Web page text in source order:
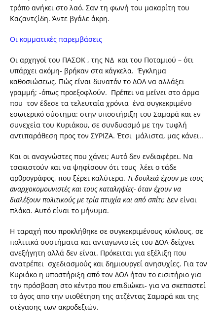
τρόπο ανήκει στο λαό. Σαν τη φωνή του μακαρίτη του
Καζαντζίδη. Άντε βγάλε άκρη.
Οι κομματικές παρεμβάσεις
Οι αρχηγοί του ΠΑΣΟΚ , της ΝΔ και του Ποταμιού – ότι
υπάρχει ακόμη- βρήκαν στα κάγκελα. Έγκλημα
καθοσιώσεως. Πώς είναι δυνατόν το ΔΟΛ να αλλάξει
γραμμή; -όπως προεξοφλούν. Πρέπει να μείνει στο άρμα
που τον έδεσε τα τελευταία χρόνια ένα συγκεκριμένο
εσωτερικό σύστημα: στην υποστήριξη του Σαμαρά και εν
συνεχεία του Κυριάκου, σε συνδυασμό με την τυφλή
αντιπαράθεση προς τον ΣΥΡΙΖΑ. Έτσι μάλιστα, μας κάνει..
Και οι αναγνώστες που χάνει; Αυτό δεν ενδιαφέρει. Να
τσακιστούν και να ψηφίσουν ότι τους λέει ο τάδε
αρθρογράφος, που ξέρει καλύτερα. Τι δουλειά έχουν με τους
αναρχοκομουνιστές και τους καταληψίες- όταν έχουν να
διαλέξουν πολιτικούς με τρία πτυχία και από σπίτι; Δεν είναι
πλάκα. Αυτό είναι το μήνυμα.
Η ταραχή που προκλήθηκε σε συγκεκριμένους κύκλους, σε
πολιτικά συστήματα και ανταγωνιστές του ΔΟΛ-δείχνει
ανεξήγητη αλλά δεν είναι. Πρόκειται για εξέλιξη που
ανατρέπει σχεδιασμούς και δημιουργεί ανησυχίες. Για τον
Κυριάκο η υποστήριξη από τον ΔΟΛ ήταν το εισιτήριο για
την πρόσβαση στο κέντρο που επιδιώκει- για να σκεπαστεί
το άγος απο την υιοθέτηση της ατζέντας Σαμαρά και της
στέγασης των ακροδεξιών.